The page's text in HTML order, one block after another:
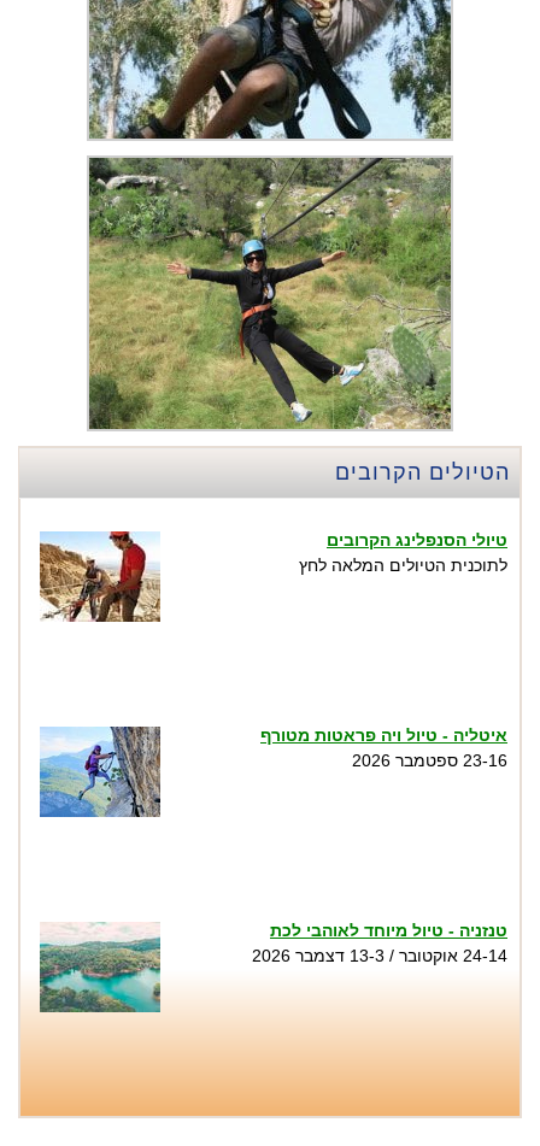
הטיולים הקרובים
לתוכנית הטיולים המלאה לחץ
23-16 ספטמבר 2026
24-14 אוקטובר / 13-3 דצמבר 2026
שבת 1.8, שני 3.8, שישי 7.8, שבת 8.8, שישי